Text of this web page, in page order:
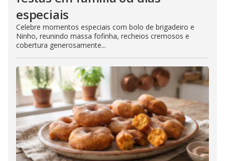
especiais
Celebre momentos especiais com bolo de brigadeiro e
Ninho, reunindo massa fofinha, recheios cremosos e
cobertura generosamente...